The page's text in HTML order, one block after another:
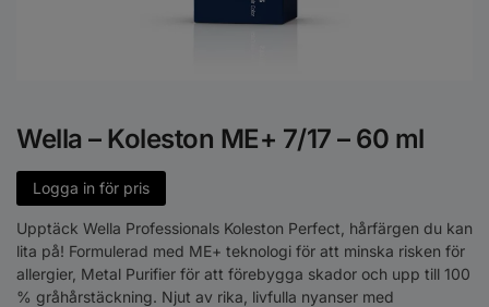
Wella – Koleston ME+ 7/17 – 60 ml
Logga in för pris
Upptäck Wella Professionals Koleston Perfect, hårfärgen du kan
lita på! Formulerad med ME+ teknologi för att minska risken för
allergier, Metal Purifier för att förebygga skador och upp till 100
% gråhårstäckning. Njut av rika, livfulla nyanser med